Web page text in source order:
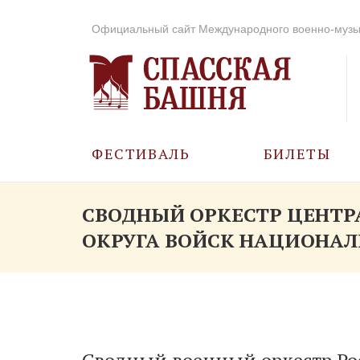
Официальный сайт Международного военно-
ФЕСТИВАЛЬ
О ФЕСТИВАЛЕ
ИСТОРИЯ
БИЛЕТЫ
СВОДНЫЙ ОРКЕСТР
ОКРУГА ВОЙСК